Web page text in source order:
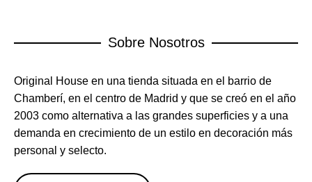
Sobre Nosotros
Original House en una tienda situada en el barrio de
Chamberí, en el centro de Madrid y que se creó en el año
2003 como alternativa a las grandes superficies y a una
demanda en crecimiento de un estilo en decoración más
personal y selecto.